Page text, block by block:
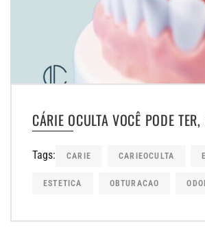
CÁRIE OCULTA VOCÊ PODE
Tags: CARIE CARIEOCULTA
ESTETICA OBTURACAO